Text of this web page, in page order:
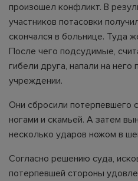
произошел конфликт. В
участников потасовки
скончался в больнице. Туда
После чего подсудимые,
гибели друга, напали на
учреждении.
Они сбросили потерпевшего
ногами и скамьей. А затем
несколько ударов ножом в
Согласно решению суда,
потерпевшей стороны